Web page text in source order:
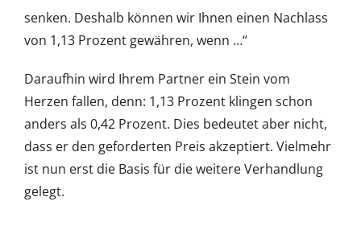
senken. Deshalb können wir Ihnen einen Nachlass
von 1,13 Prozent gewähren, wenn …“
Daraufhin wird Ihrem Partner ein Stein vom
Herzen fallen, denn: 1,13 Prozent klingen schon
anders als 0,42 Prozent. Dies bedeutet aber nicht,
dass er den geforderten Preis akzeptiert. Vielmehr
ist nun erst die Basis für die weitere Verhandlung
gelegt.